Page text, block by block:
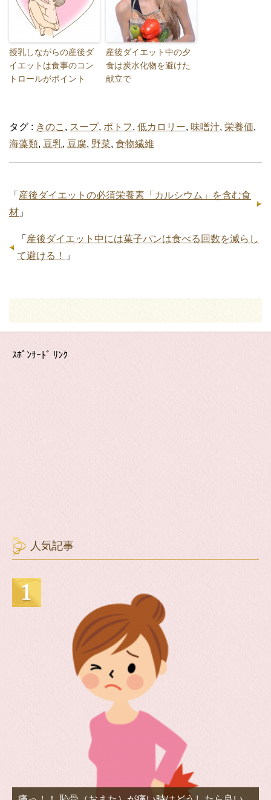
授乳しながらの産後ダ
イエットは食事のコン
トロールがポイント
産後ダイエット中の夕
食は炭水化物を避けた
献立で
タグ : きのこ , スープ, ポトフ, 低カロリー, 味噌汁, 栄養価,
海藻類, 豆乳, 豆腐, 野菜, 食物繊維
「 産後ダイエットの必須栄養素「カルシウム」を含む食
材 」
「 産後ダイエット中には菓子パンは食べる回数を減らし
て避ける！
」
ｽﾎﾟﾝｻｰﾄﾞ ﾘﾝｸ
人気記事